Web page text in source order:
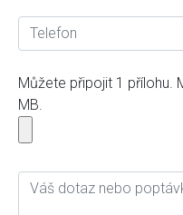
Můžete připojit 1 přílohu.
MB.